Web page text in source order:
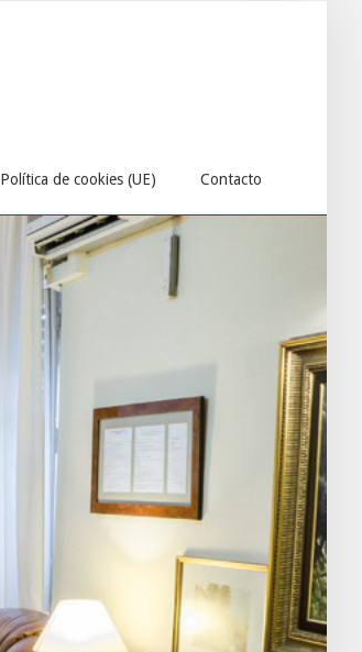
Política de cookies (UE)
Política de cookies (UE)
Contacto